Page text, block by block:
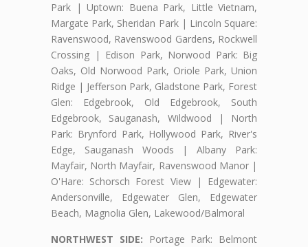
Park | Uptown: Buena Park, Little Vietnam,
Margate Park, Sheridan Park | Lincoln Square:
Ravenswood, Ravenswood Gardens, Rockwell
Crossing | Edison Park, Norwood Park: Big
Oaks, Old Norwood Park, Oriole Park, Union
Ridge | Jefferson Park, Gladstone Park, Forest
Glen: Edgebrook, Old Edgebrook, South
Edgebrook, Sauganash, Wildwood | North
Park: Brynford Park, Hollywood Park, River's
Edge, Sauganash Woods | Albany Park:
Mayfair, North Mayfair, Ravenswood Manor |
O'Hare: Schorsch Forest View | Edgewater:
Andersonville, Edgewater Glen, Edgewater
Beach, Magnolia Glen, Lakewood/Balmoral
NORTHWEST SIDE: Portage Park: Belmont